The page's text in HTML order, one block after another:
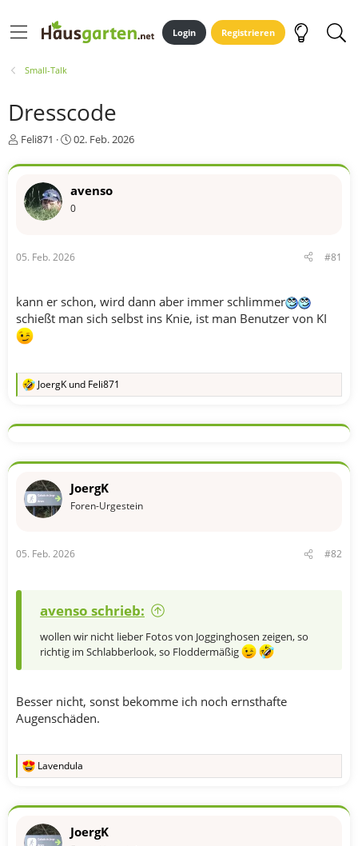
Login Registrieren
Small-Talk
Dresscode
E
s
e
r
Feli871
E
s
e
l
a
02. Feb. 2026
avenso
0
05. Feb. 2026 #81
kann er schon, wird dann aber immer schlimmer
schießt man sich selbst ins Knie, ist man Benutzer von KI
R
k
o
e
n
JoergK und Feli871
JoergK
Foren-Urgestein
05. Feb. 2026 #82
avenso schrieb:
wollen wir nicht lieber Fotos von Jogginghosen zeigen, so
richtig im Schlabberlook, so Floddermäßig
Besser nicht, sonst bekomme ich noch ernsthafte
Augenschäden.
R
k
Lavendula
JoergK